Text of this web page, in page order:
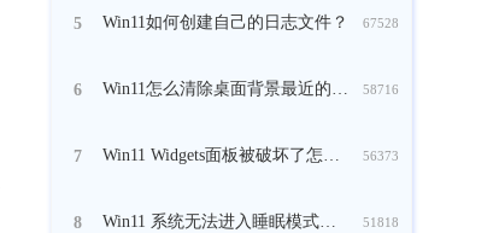
5 Win11如何创建自己的日志文件？ 67528
6 Win11怎么清除桌面背景最近的图像历史记录？ 58716
7 Win11 Widgets面板被破坏了怎么办？ 56373
8 Win11 系统无法进入睡眠模式怎么修复？ 51818